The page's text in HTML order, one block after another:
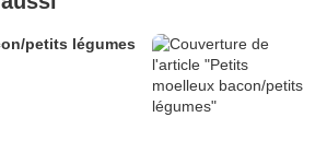
petits légumes